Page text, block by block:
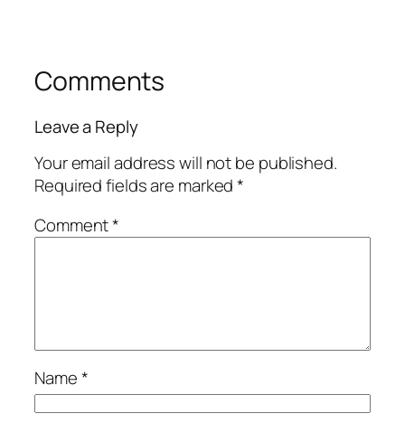
Comments
Leave a Reply
Your email address will not be published.
Required fields are marked*
Comment*
Name*